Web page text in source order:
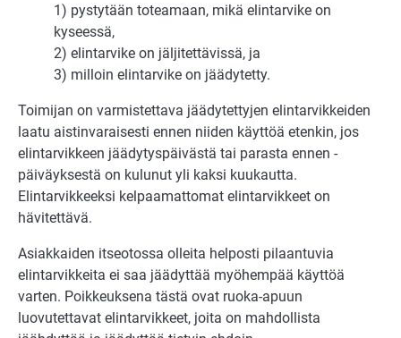
1) pystytään toteamaan, mikä elintarvike on
kyseessä,
2) elintarvike on jäljitettävissä, ja
3) milloin elintarvike on jäädytetty.
Toimijan on varmistettava jäädytettyjen elintarvikkeiden
laatu aistinvaraisesti ennen niiden käyttöä etenkin, jos
elintarvikkeen jäädytyspäivästä tai parasta ennen -
päiväyksestä on kulunut yli kaksi kuukautta.
Elintarvikkeeksi kelpaamattomat elintarvikkeet on
hävitettävä.
Asiakkaiden itseotossa olleita helposti pilaantuvia
elintarvikkeita ei saa jäädyttää myöhempää käyttöä
varten. Poikkeuksena tästä ovat ruoka-apuun
luovutettavat elintarvikkeet, joita on mahdollista